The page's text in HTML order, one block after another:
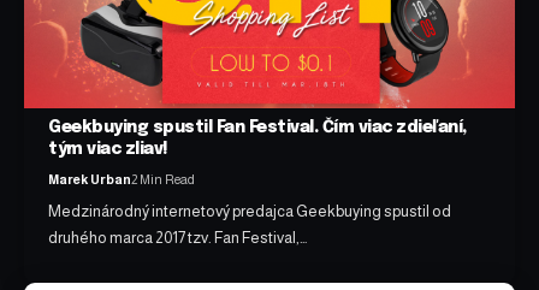
Geekbuying spustil Fan Festival. Čím viac zdieľaní,
tým viac zliav!
Marek Urban2 Min Read
Medzinárodný internetový predajca Geekbuying spustil od
druhého marca 2017 tzv. Fan Festival,…